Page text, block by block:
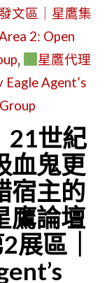
YORK:
TWO
TWO
｜
STARRY
EAGLE
｜
STARRY
EAGLE
人
觀
點
｜
戰
爭
時
期
的
機
票
價
文區｜星鷹集
2: Open
,
星鷹代理
Agent’s
21世紀
血鬼更
宿主的
鷹論壇
展區｜